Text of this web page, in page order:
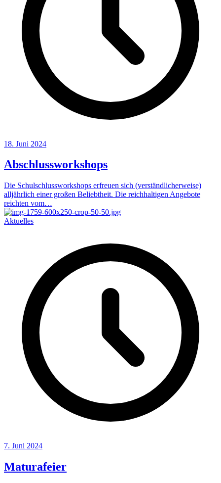
18. Juni 2024
Abschlussworkshops
Die Schulschlussworkshops erfreuen sich (verständlicherweise)
alljährlich einer großen Beliebtheit. Die reichhaltigen Angebote
reichten vom…
Aktuelles
7. Juni 2024
Maturafeier